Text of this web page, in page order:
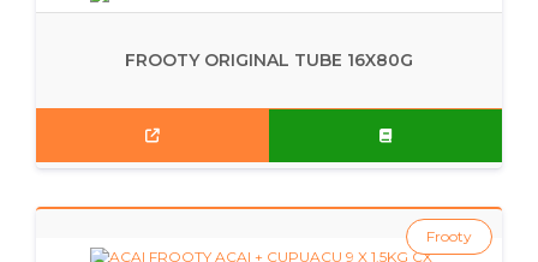
FROOTY ORIGINAL TUBE 16X80G
Frooty